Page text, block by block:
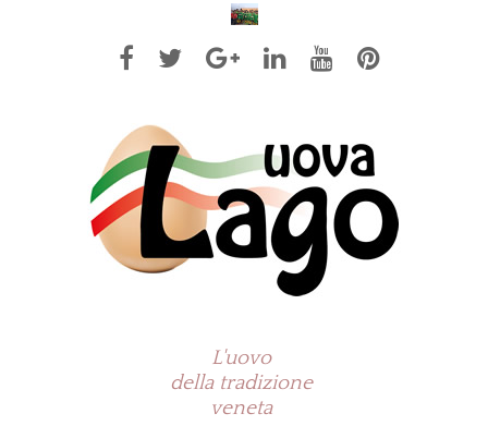
L'uovo
della tradizione
veneta